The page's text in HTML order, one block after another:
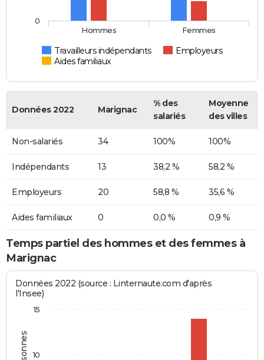
Travailleurs indépendants
Employeurs
Aides familiaux
Hommes Femmes
0
Données 2022 Marignac
% des
salariés
Moyenne
des villes
Non-salariés 34 100% 100%
Indépendants 13 38,2 % 58,2 %
Employeurs 20 58,8 % 35,6 %
Aides familiaux 0 0,0 % 0,9 %
Temps partiel des hommes et des femmes à
Marignac
Données 2022 (source : Linternaute.com d'après
l'Insee)
10
15